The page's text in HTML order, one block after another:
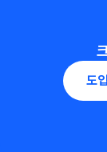
도